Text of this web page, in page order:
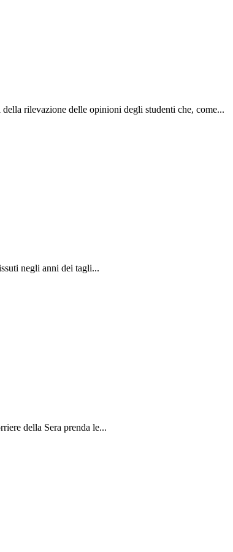
rilevazione delle opinioni degli studenti che, come...
negli anni dei tagli...
della Sera prenda le...